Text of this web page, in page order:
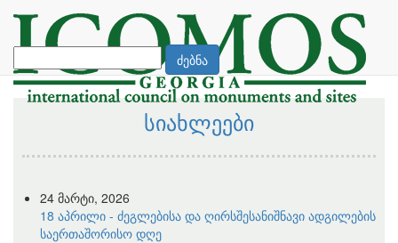
ძებნა
სიახლეები
24 მარტი, 2026
18 აპრილი - ძეგლებისა და ღირსშესანიშნავი ადგილების
საერთაშორისო დღე